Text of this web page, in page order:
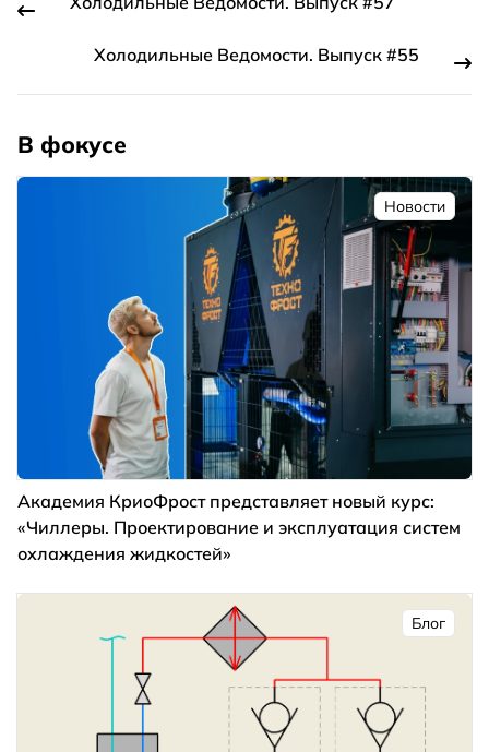
Холодильные Ведомости. Выпуск #55
В фокусе
Новости
Академия КриоФрост представляет новый курс:
«Чиллеры. Проектирование и эксплуатация систем
охлаждения жидкостей»
Блог